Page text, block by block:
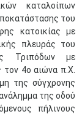
καταλοίπων
του
κατοικίας με
πλευράς του
Τριπόδων με
4ο αιώνα π.Χ.
της σύγχρονης
της οδού
πήλινους